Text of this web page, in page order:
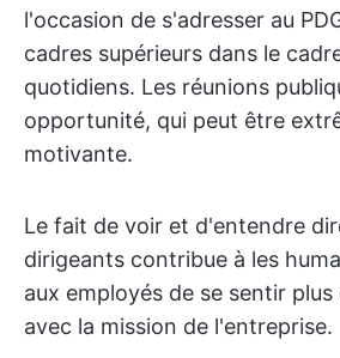
l'occasion de s'adresser au
cadres supérieurs dans le
quotidiens. Les réunions
opportunité, qui peut être
motivante.
Le fait de voir et d'entendre
dirigeants contribue à les
aux employés de se sentir
avec la mission de l'entreprise.